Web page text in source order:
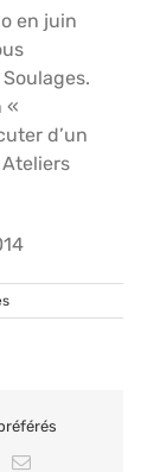
en juin
«
d’un
Email